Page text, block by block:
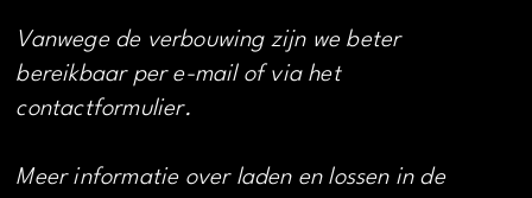
Vanwege de verbouwing zijn we beter
bereikbaar per e-mail of via het
contactformulier.
Meer informatie over laden en lossen in de